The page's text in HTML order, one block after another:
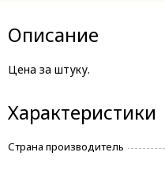
Описание
Цена за штуку.
Характеристики
Страна производитель